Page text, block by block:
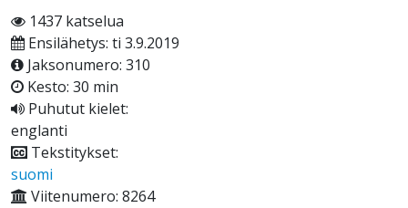
1437 katselua
Ensilähetys: ti 3.9.2019
Jaksonumero: 310
Kesto: 30 min
Puhutut kielet:
englanti
Tekstitykset:
suomi
Viitenumero: 8264